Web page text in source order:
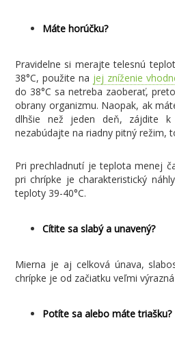
Máte horúčku?
Pravidelne si merajte telesnú
38°C, použite na jej zníženie
do 38°C sa netreba zaoberať,
obrany organizmu. Naopak, ak
dlhšie než jeden deň, zájdite k
nezabúdajte na riadny pitný režim,
Pri prechladnutí je teplota menej
pri chrípke je charakteristický
teploty 39-40°C.
Cítite sa slabý a unavený?
Mierna je aj celková únava,
chrípke je od začiatku veľmi
Potíte sa alebo máte triašku?